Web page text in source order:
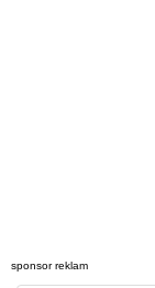
sponsor reklam